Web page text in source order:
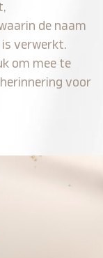
de naam
is verwerkt.
om mee te
voor